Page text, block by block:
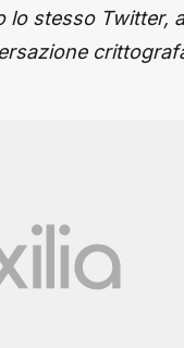
stesso Twitter,